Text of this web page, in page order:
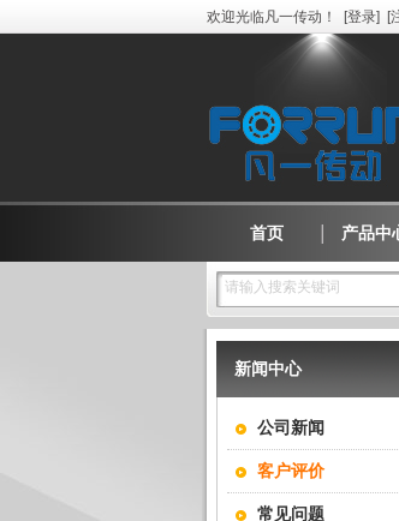
欢迎光临凡一传动！ [登录] [
首页 产品中
请输入搜索关键词
新闻中心
公司新闻
客户评价
常见问题